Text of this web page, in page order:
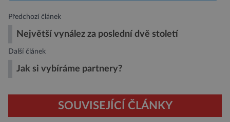
Předchozí článek
Největší vynález za poslední dvě století
Další článek
Jak si vybíráme partnery?
SOUVISEJÍCÍ ČLÁNKY